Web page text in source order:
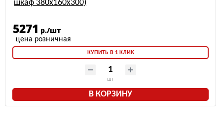
шкаф 380х160х300)
5271 р./шт
КУПИТЬ В 1 КЛИК
шт
В КОРЗИНУ